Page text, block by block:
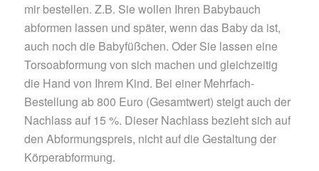
mir bestellen. Z.B. Sie wollen Ihren Babybauch
abformen lassen und später, wenn das Baby da ist,
auch noch die Babyfüßchen. Oder Sie lassen eine
Torsoabformung von sich machen und gleichzeitig
die Hand von Ihrem Kind. Bei einer Mehrfach-
Bestellung ab 800 Euro (Gesamtwert) steigt auch der
Nachlass auf 15 %. Dieser Nachlass bezieht sich auf
den Abformungspreis, nicht auf die Gestaltung der
Körperabformung.